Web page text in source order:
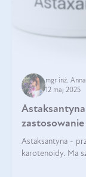
mgr inż.
12 maj 2025
Astaksantyna
zastosowanie
Astaksantyna -
karotenoidy. Ma